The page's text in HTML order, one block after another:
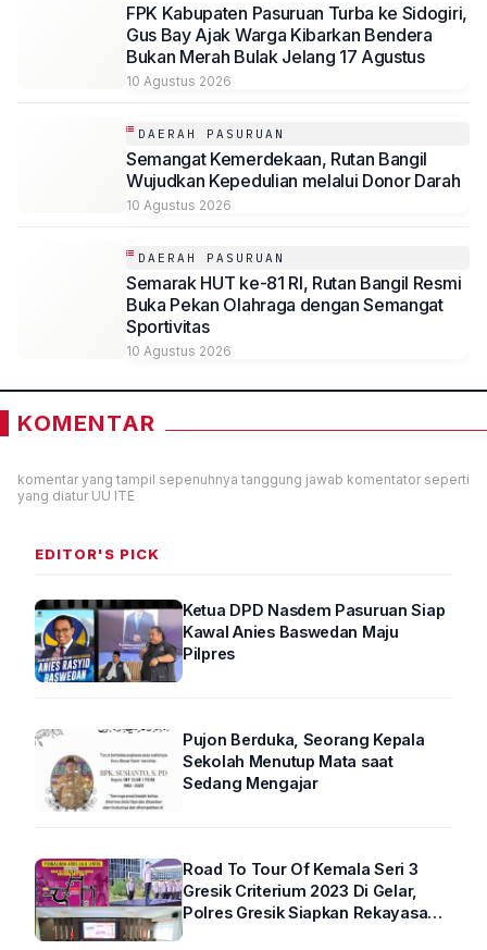
FPK Kabupaten Pasuruan Turba ke Sidogiri,
Gus Bay Ajak Warga Kibarkan Bendera
Bukan Merah Bulak Jelang 17 Agustus
10 Agustus 2026
DAERAH PASURUAN
Semangat Kemerdekaan, Rutan Bangil
Wujudkan Kepedulian melalui Donor Darah
10 Agustus 2026
DAERAH PASURUAN
Semarak HUT ke-81 RI, Rutan Bangil Resmi
Buka Pekan Olahraga dengan Semangat
Sportivitas
10 Agustus 2026
KOMENTAR
komentar yang tampil sepenuhnya tanggung jawab komentator seperti
yang diatur UU ITE
EDITOR'S PICK
Ketua DPD Nasdem Pasuruan Siap
Kawal Anies Baswedan Maju
Pilpres
Pujon Berduka, Seorang Kepala
Sekolah Menutup Mata saat
Sedang Mengajar
Road To Tour Of Kemala Seri 3
Gresik Criterium 2023 Di Gelar,
Polres Gresik Siapkan Rekayasa